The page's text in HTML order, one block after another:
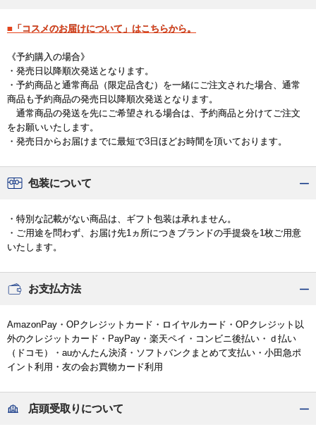
■「コスメのお届けについて」はこちらから。
《予約購入の場合》
・発売日以降順次発送となります。
・予約商品と通常商品（限定品含む）を一緒にご注文された場合、通常
商品も予約商品の発売日以降順次発送となります。
通常商品の発送を先にご希望される場合は、予約商品と分けてご注文
をお願いいたします。
・発売日からお届けまでに最短で3日ほどお時間を頂いております。
包装について
・特別な記載がない商品は、ギフト包装は承れません。
・ご用途を問わず、お届け先1ヵ所につきブランドの手提袋を1枚ご用意
いたします。
お支払方法
AmazonPay・OPクレジットカード・ロイヤルカード・OPクレジット以
外のクレジットカード・PayPay・楽天ペイ・コンビニ後払い・ｄ払い
（ドコモ）・auかんたん決済・ソフトバンクまとめて支払い・小田急ポ
イント利用・友の会お買物カード利用
店頭受取りについて